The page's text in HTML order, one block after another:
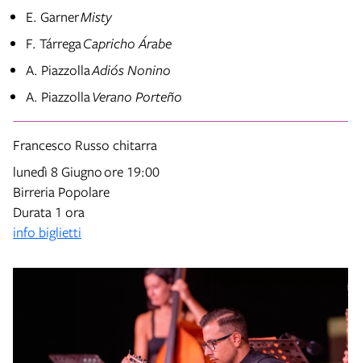
E. GarnerMisty
F. TárregaCapricho Árabe
A. PiazzollaAdiós Nonino
A. PiazzollaVerano Porteño
Francesco Russo chitarra
lunedì 8 Giugnoore 19:00
Birreria Popolare
Durata 1 ora
info biglietti